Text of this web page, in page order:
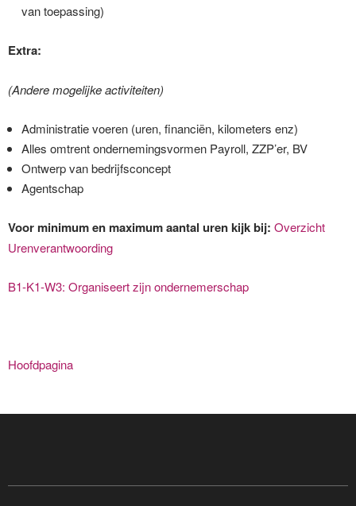
van toepassing)
Extra:
(Andere mogelijke activiteiten)
Administratie voeren (uren, financiën, kilometers enz)
Alles omtrent ondernemingsvormen Payroll, ZZP’er, BV
Ontwerp van bedrijfsconcept
Agentschap
Voor minimum en maximum aantal uren kijk bij: Overzicht
Urenverantwoording
B1-K1-W3: Organiseert zijn ondernemerschap
Hoofdpagina